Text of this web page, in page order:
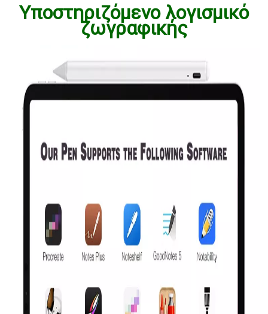
Υποστηριζόμενο λογισμικό
ζωγραφικής